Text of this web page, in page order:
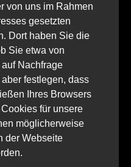
von uns im Rahmen
gesetzten
Dort haben Sie die
Sie etwa von
Nachfrage
festlegen, dass
Ihres Browsers
für unsere
möglicherweise
der Webseite